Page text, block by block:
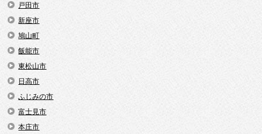
戸田市
新座市
鳩山町
飯能市
東松山市
日高市
ふじみの市
富士見市
本庄市